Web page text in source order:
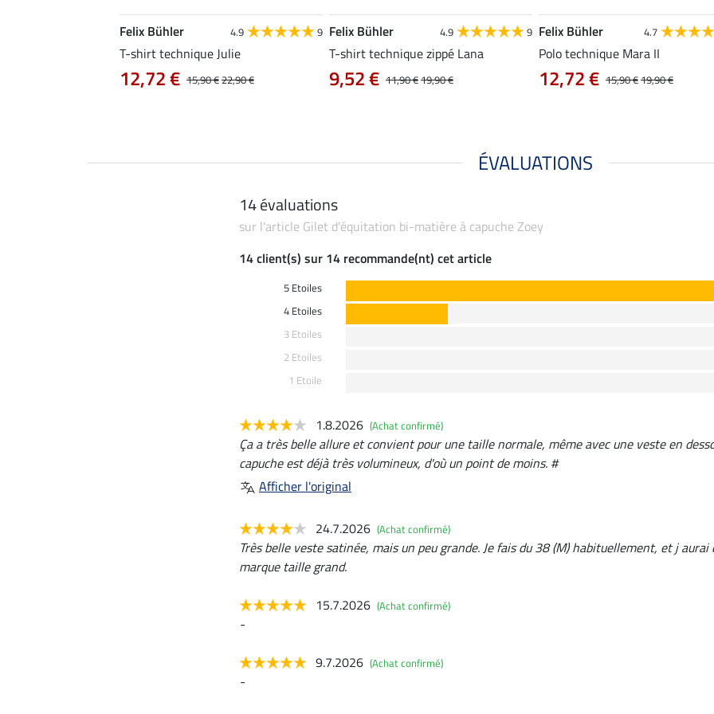
Felix Bühler 4.9 9
T-shirt technique Julie
15,90 €22,90 €
12,72 €
Felix Bühler 4.9 9
T-shirt technique zippé Lana
11,90 €19,90 €
9,52 €
Felix Bühler 4.7
Polo technique Mara II
15,90 €19,90 €
12,72 €
ÉVALUATIONS
14 évaluations
sur l'article Gilet d'équitation bi-matière à capuche Zoey
14 client(s) sur 14 recommande(nt) cet article
5 Etoiles
4 Etoiles
3 Etoiles
2 Etoiles
1 Etoile
1.8.2026 (Achat confirmé)
Ça a très belle allure et convient pour une taille normale, même avec une veste en
capuche est déjà très volumineux, d'où un point de moins. #
Afficher l'original
24.7.2026 (Achat confirmé)
Très belle veste satinée, mais un peu grande. Je fais du 38 (M) habituellement, et j aurai
marque taille grand.
15.7.2026 (Achat confirmé)
-
9.7.2026 (Achat confirmé)
-